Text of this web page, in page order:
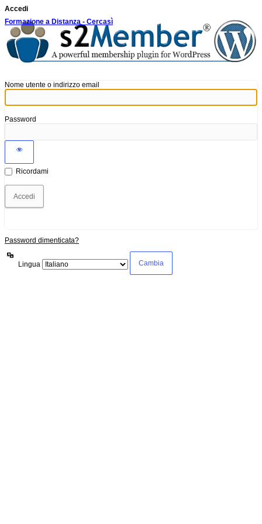
Accedi
Formazione a Distanza - Cercasì
Nome utente o indirizzo email
Password
Ricordami
Password dimenticata?
Lingua